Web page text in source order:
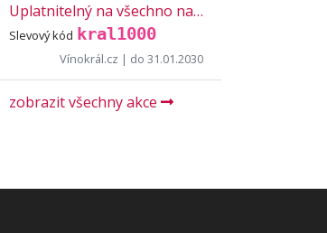
Uplatnitelný na všechno na…
Slevový kód kral1000
Vínokrál.cz | do 31.01.2030
zobrazit všechny akce